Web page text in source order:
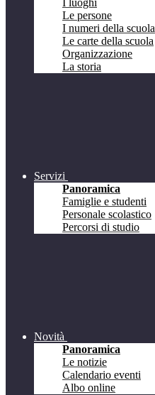
I luoghi
Le persone
I numeri della scuola
Le carte della scuola
Organizzazione
La storia
Servizi
Panoramica
Famiglie e studenti
Personale scolastico
Percorsi di studio
Novità
Panoramica
Le notizie
Calendario eventi
Albo online